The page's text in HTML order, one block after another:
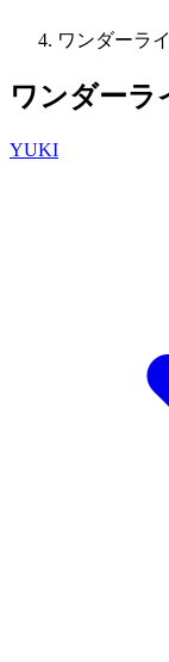
ワンダーラ
ワンダーラ
YUKI